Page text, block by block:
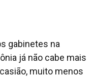
gabinetes na
já não cabe mais
muito menos